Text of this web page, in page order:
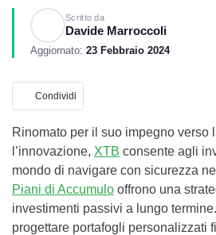
Scritto da
Davide Marroccoli
Aggiornato: 23 Febbraio 2024
Condividi
Rinomato per il suo impegno verso
l’innovazione, XTB consente agli
mondo di navigare con sicurezza
Piani di Accumulo offrono una
investimenti passivi a lungo
progettare portafogli personalizzati